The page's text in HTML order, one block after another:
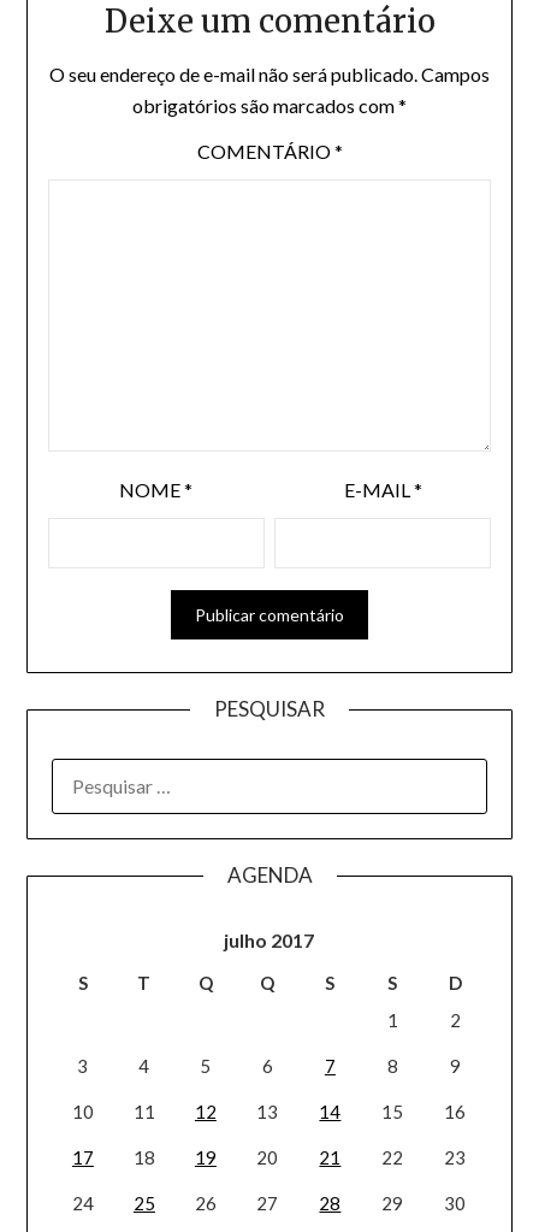
Deixe um comentário
O seu endereço de e-mail não será publicado.Campos
obrigatórios são marcados com*
COMENTÁRIO*
NOME* E-MAIL*
PESQUISAR
AGENDA
julho 2017
S T Q Q S S
D
1
2
3 4 5 6 7 8 9
10 11 12 13 14 15 16
17 18 19 20 21 22 23
24 25 26 27 28 29 30